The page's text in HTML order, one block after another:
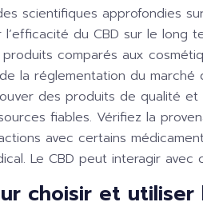
scientifiques approfondies
du CBD sur le long
comparés aux
la réglementation du marché
des produits de qualité
fiables. Vérifiez la
avec certains
Le CBD peut interagir
choisir et utiliser